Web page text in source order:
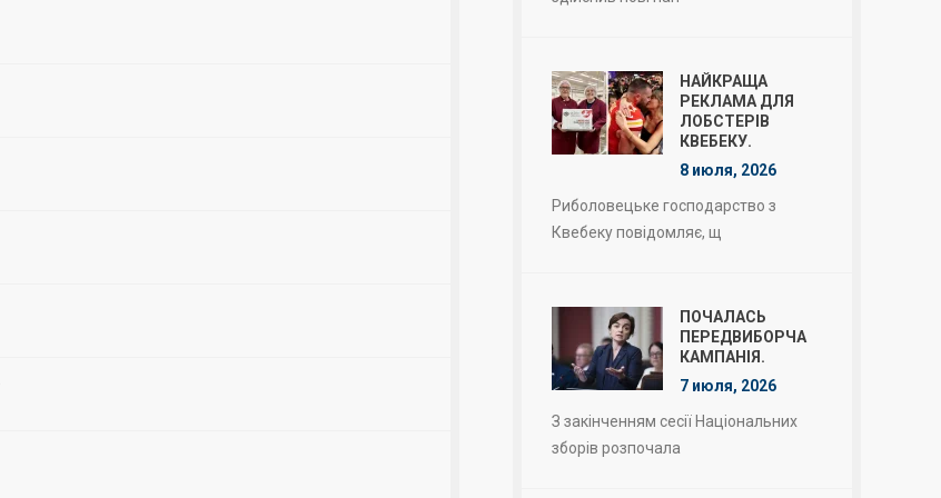
НАЙКРАЩА
РЕКЛАМА ДЛЯ
ЛОБСТЕРІВ
КВЕБЕКУ.
8 июля, 2026
Риболовецьке господарство з
Квебеку повідомляє, щ
ПОЧАЛАСЬ
ПЕРЕДВИБОРЧА
КАМПАНІЯ.
7 июля, 2026
З закінченням сесії Національних
зборів розпочала